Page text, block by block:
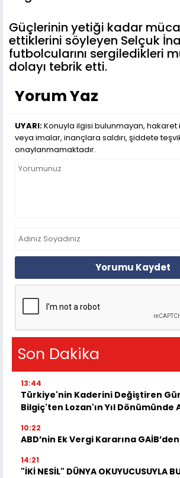
Güçlerinin yetiği kadar
ettiklerini söyleyen Selçuk
futbolcularını sergiledikleri
dolayı tebrik etti.
Yorum Yaz
UYARI:Konuyla ilgisi bulunmayan,
veya imalar, inançlara saldırı, şiddete
onaylanmamaktadır.
Yorumu Kaydet
Son Dakika
13:44
Türkiye'nin Kaderini Değiştiren
Bilgiç'ten Lozan'ın Yıl Dönümünde
10:22
ABD’nin Ek Vergi Kararına
14:21
"İKİ NESİL" DÜNYA OKUYUCUSUYLA